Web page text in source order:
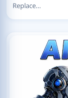
Replace…